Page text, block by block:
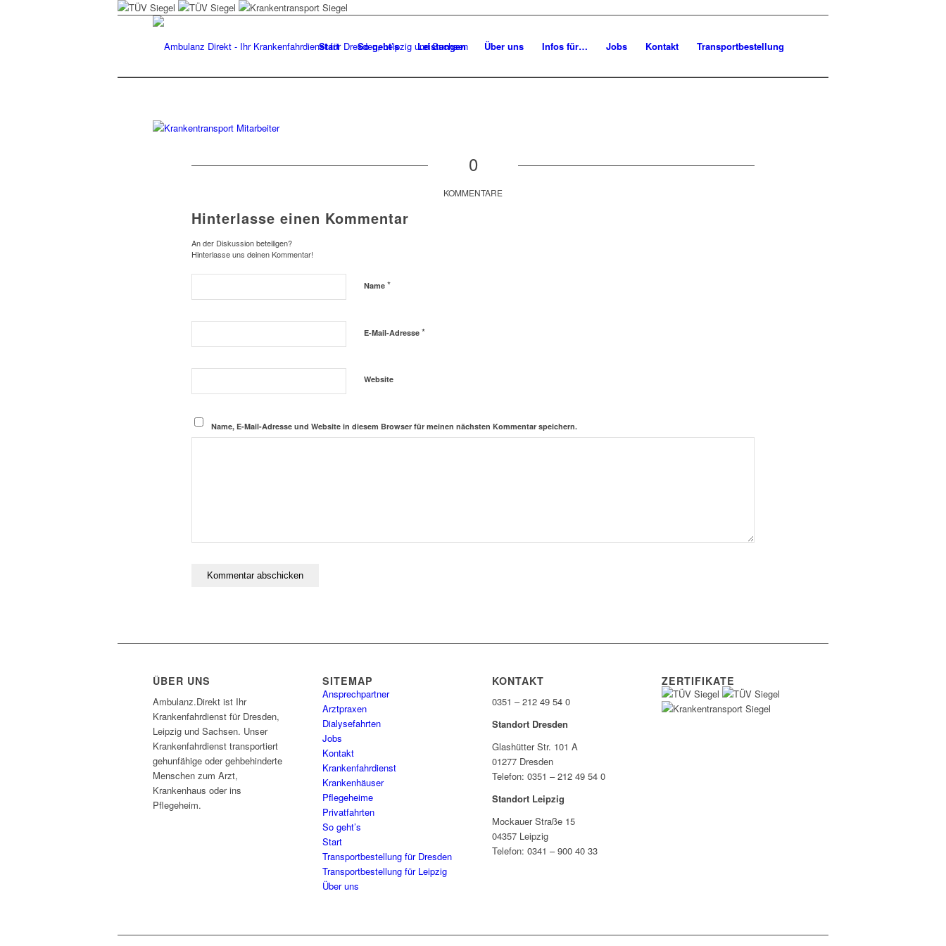
Start So geht’s Leistungen Über uns Infos für… Jobs Kontakt Transportbestellung
0
KOMMENTARE
Hinterlasse einen Kommentar
An der Diskussion beteiligen?
Hinterlasse uns deinen Kommentar!
Name *
E-Mail-Adresse *
Website
Name, E-Mail-Adresse und Website in diesem Browser für meinen nächsten Kommentar speichern.
ÜBER UNS
Ambulanz.Direkt ist Ihr
Krankenfahrdienst für Dresden,
Leipzig und Sachsen. Unser
Krankenfahrdienst transportiert
gehunfähige oder gehbehinderte
Menschen zum Arzt,
Krankenhaus oder ins
Pflegeheim.
SITEMAP
Ansprechpartner
Arztpraxen
Dialysefahrten
Jobs
Kontakt
Krankenfahrdienst
Krankenhäuser
Pflegeheime
Privatfahrten
So geht’s
Start
Transportbestellung für Dresden
Transportbestellung für Leipzig
Über uns
KONTAKT
0351 – 212 49 54 0
Standort Dresden
Glashütter Str. 101 A
01277 Dresden
Telefon: 0351 – 212 49 54 0
Standort Leipzig
Mockauer Straße 15
04357 Leipzig
Telefon: 0341 – 900 40 33
ZERTIFIKATE